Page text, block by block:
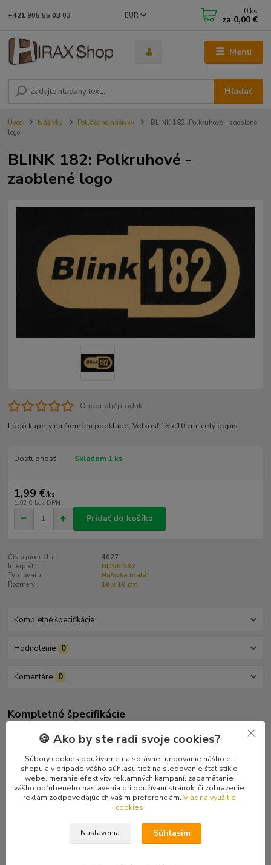
Menu
EUR
Hľadať
+421 905 55 03 03 0 ks
za 0,00 €
Úvod Nášivky Potláčané nášivky
BLINK 182: Polkruhové - zaoblené
logo
BLINK 182: Polkruhové -
zaoblené logo
Ohodnotiť produkt
Logo kapely na čiernom podklade. Veľkosť 18 x 10 cm. celý popis
Dostupnosť Skladom 1 ks
1,99 €/ks
1,62 € bez DPH
Pridať do košíka
Číslo produktu:
4027
Interprét:
BLINK 182
Typ tovaru:
Nášivka malá
Rozmery:
18 x 10 cm
Kompletné špecifikácie
Hodnotenie 0
Komentáre 0
Kompletné špecifikácie
Logo kapely na čiernom podklade. Veľkosť 18 x 10 cm.
Tovar zaradený v kategóriách
Potláčané nášivky
🍪 Ako by ste radi svoje cookies?
Súbory cookies používame na správne fungovanie nášho e-
shopu a v prípade vášho súhlasu tiež na sledovanie štatistík o
webe, meranie efektivity reklamných kampaní, zapamätanie
vášho obľúbeného nastavenia pri používaní stránok, či zobrazenie
reklám zodpovedajúcich vašim preferenciám. Viac na využitie
cookies
Nastavenia Súhlasím